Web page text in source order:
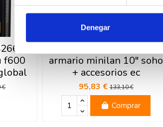
Denegar
f600
€
armario minilan 10" soho
+ accesorios ec
95,83 €133,10 €
Comprar